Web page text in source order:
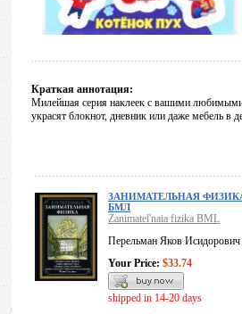
Краткая аннотация:
Милейшая серия наклеек с вашими
украсят блокнот, дневник или даже мебель в
ЗАНИМАТЕЛЬНАЯ
БМЛ
Zanimatel'naia fizika BML
Перельман Яков Исидорович
Your Price: $33.74
shipped in 14-20 days